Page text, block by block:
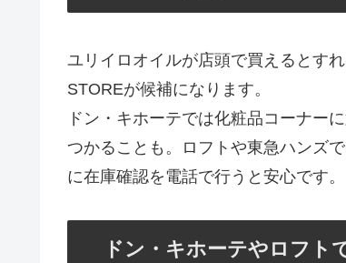
ユリイロオイルが店頭で買えるとす
STOREが候補になります。
ドン・キホーテでは化粧品コーナー
つかることも。ロフトや東急ハンズ
に在庫確認を電話で行うと安心です。
ドン・キホーテやロフト